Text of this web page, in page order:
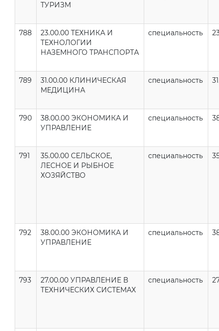
ТУРИЗМ
788
23.00.00 ТЕХНИКА И
ТЕХНОЛОГИИ
НАЗЕМНОГО ТРАНСПОРТА
специальность
789
31.00.00 КЛИНИЧЕСКАЯ
МЕДИЦИНА
специальность
790
38.00.00 ЭКОНОМИКА И
УПРАВЛЕНИЕ
специальность
791
35.00.00 СЕЛЬСКОЕ,
ЛЕСНОЕ И РЫБНОЕ
ХОЗЯЙСТВО
специальность
792
38.00.00 ЭКОНОМИКА И
УПРАВЛЕНИЕ
специальность
793
27.00.00 УПРАВЛЕНИЕ В
ТЕХНИЧЕСКИХ СИСТЕМАХ
специальность